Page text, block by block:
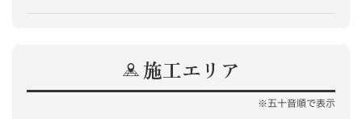
施工エリア
※五十音順で表示